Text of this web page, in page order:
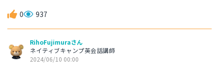
0 937
RihoFujimuraさん
ネイティブキャンプ英会話講師
2024/06/10 00:00